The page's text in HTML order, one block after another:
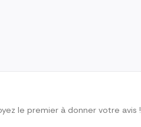
le premier à donner votre avis !